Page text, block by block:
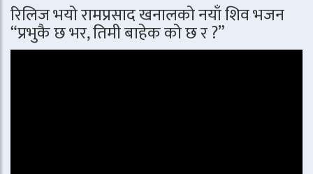
रिलिज भयो रामप्रसाद खनालको नयाँ शिव भजन
“प्रभुकै छ भर, तिमी बाहेक को छ र ?”